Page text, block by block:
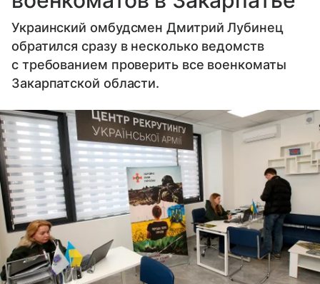
Украинский омбудсмен Дмитрий Лубинец
обратился сразу в несколько ведомств
с требованием проверить все военкоматы
Закарпатской области.